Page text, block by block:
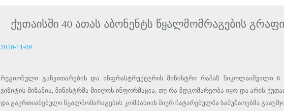
ქუთაისში 40 ათას აბონენტს წყალმომრაგების
2010-11-09
რეგიონული განვითარების და ინფრასტრუქტურის მინისტრი რამაზ ნიკოლაიშვილი 6
ვიზიტის მიზანია, მინისტრმა მიიღოს ინფორმაცია, თუ რა მდგომარეობა იყო და არის
და გაერთიანებული წყალმომარაგების კომპანიის მიერ ჩატარებულმა სამუშაოებმა